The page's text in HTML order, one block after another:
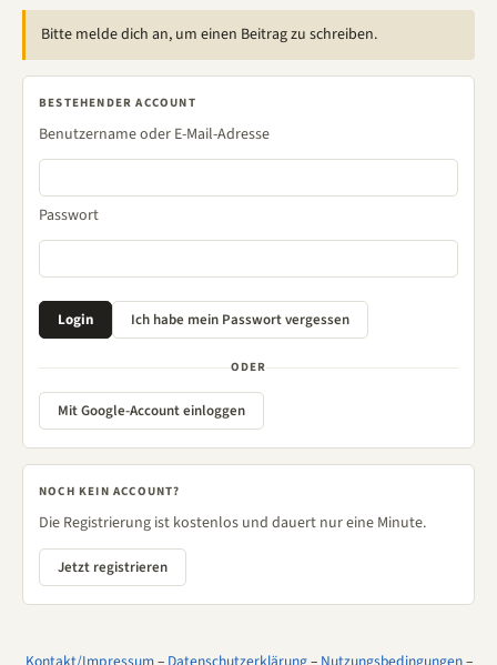
Bitte melde dich an, um einen Beitrag zu schreiben.
BESTEHENDER ACCOUNT
Benutzername oder E-Mail-Adresse
Passwort
ODER
Mit Google-Account einloggen
NOCH KEIN ACCOUNT?
Die Registrierung ist kostenlos und dauert nur eine Minute.
Jetzt registrieren
Kontakt/Impressum– Datenschutzerklärung– Nutzungsbedingungen–